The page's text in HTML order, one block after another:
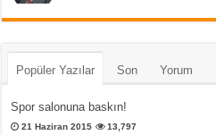
Popüler Yazılar Son Yorum
Spor salonuna baskın!
21 Haziran 2015 13,797